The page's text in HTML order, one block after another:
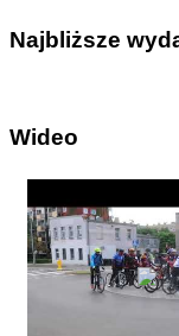
Najbliższe
Wideo